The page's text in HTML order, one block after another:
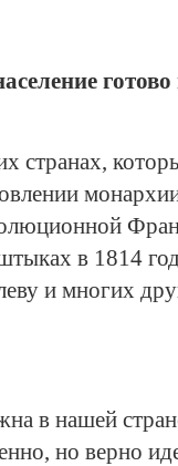
готово
странах,
в 1814
и многих
в нашей
но верно